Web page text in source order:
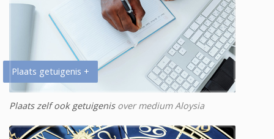
Plaats getuigenis +
Plaats zelf ook getuigenisover medium Aloysia